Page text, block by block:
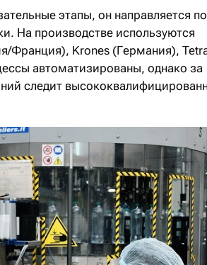
этапы, он направляется по
На производстве используются
Франция), Krones (Германия),
автоматизированы, однако за
следит